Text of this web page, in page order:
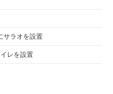
サラオを設置
レを設置